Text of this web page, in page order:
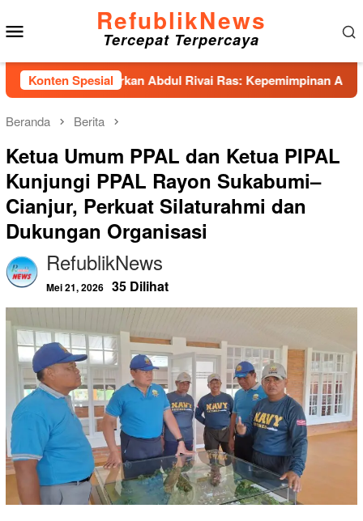
ke
konten
RefublikNews
Tercepat Terpercaya
Konten Spesial
Hadirkan Abdul Rivai Ras: Kepemimpinan Adalah
Beranda Berita
Ketua Umum PPAL dan Ketua PIPAL
Kunjungi PPAL Rayon Sukabumi–
Cianjur, Perkuat Silaturahmi dan
Dukungan Organisasi
RefublikNews
Mei 21, 2026 35 Dilihat